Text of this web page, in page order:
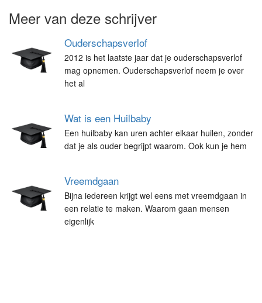
Meer van deze schrijver
Ouderschapsverlof
2012 is het laatste jaar dat je ouderschapsverlof
mag opnemen. Ouderschapsverlof neem je over
het al
Wat is een Huilbaby
Een huilbaby kan uren achter elkaar huilen, zonder
dat je als ouder begrijpt waarom. Ook kun je hem
Vreemdgaan
Bijna iedereen krijgt wel eens met vreemdgaan in
een relatie te maken. Waarom gaan mensen
eigenlijk